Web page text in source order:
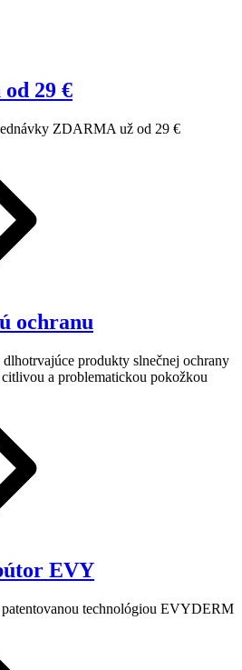
29 €
ZDARMA už od 29 €
ochranu
produkty slnečnej ochrany
a problematickou pokožkou
EVY
patentovanou technológiou EVYDERM